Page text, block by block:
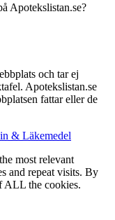
Apotekslistan.se?
och tar ej
Apotekslistan.se
fattar eller de
& Läkemedel
most relevant
and repeat visits. By
ALL the cookies.